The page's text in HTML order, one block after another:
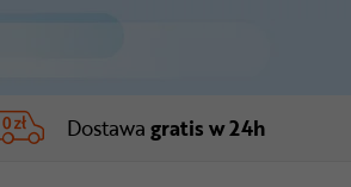
Dostawa gratis w 24h